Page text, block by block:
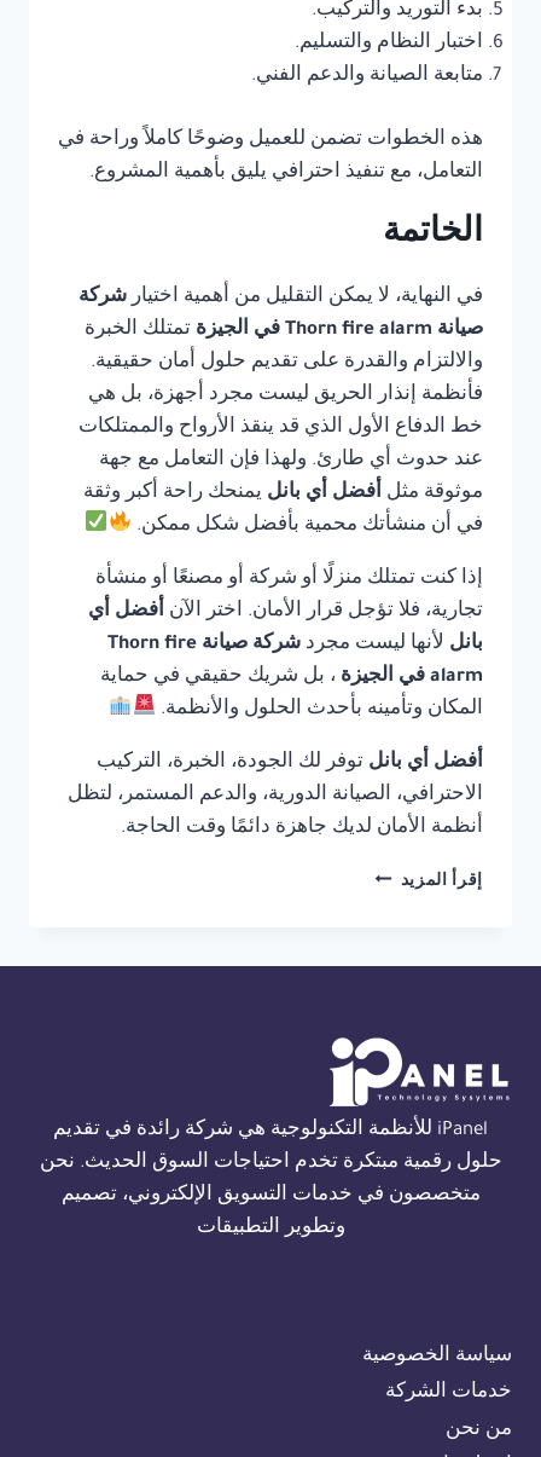
بدء التوريد والتركيب.
اختبار النظام والتسليم.
متابعة الصيانة والدعم الفني.
هذه الخطوات تضمن للعميل وضوحًا كاملاً وراحة في
التعامل، مع تنفيذ احترافي يليق بأهمية المشروع.
الخاتمة
في النهاية، لا يمكن التقليل من أهمية اختيار شركة
صيانة Thorn fire alarm في الجيزة
تمتلك الخبرة
والالتزام والقدرة على تقديم حلول أمان حقيقية.
فأنظمة إنذار الحريق ليست مجرد أجهزة، بل هي
خط الدفاع الأول الذي قد ينقذ الأرواح والممتلكات
عند حدوث أي طارئ. ولهذا فإن التعامل مع جهة
موثوقة مثل أفضل أي بانل يمنحك راحة أكبر وثقة
في أن منشأتك محمية بأفضل شكل ممكن.
إذا كنت تمتلك منزلًا أو شركة أو مصنعًا أو منشأة
تجارية، فلا تؤجل قرار الأمان. اختر الآن أفضل أي
بانل لأنها ليست مجرد
شركة صيانة Thorn fire
alarm في الجيزة
، بل شريك حقيقي في حماية
المكان وتأمينه بأحدث الحلول والأنظمة.
أفضل أي بانل توفر لك الجودة، الخبرة، التركيب
الاحترافي، الصيانة الدورية، والدعم المستمر، لتظل
أنظمة الأمان لديك جاهزة دائمًا وقت الحاجة.
إقرأ المزيد شركة
01554305486
iPanel للأنظمة التكنولوجية هي شركة رائدة في تقديم
حلول رقمية مبتكرة تخدم احتياجات السوق الحديث. نحن
متخصصون في خدمات التسويق الإلكتروني، تصميم
وتطوير التطبيقات
سياسة الخصوصية
خدمات الشركة
من نحن